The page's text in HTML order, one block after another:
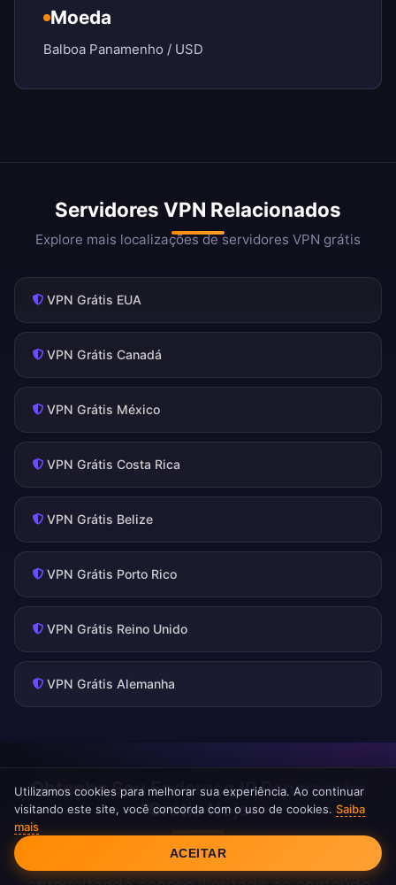
Moeda
Balboa Panamenho / USD
Servidores VPN Relacionados
Explore mais localizações de servidores VPN grátis
VPN Grátis EUA
VPN Grátis Canadá
VPN Grátis México
VPN Grátis Costa Rica
VPN Grátis Belize
VPN Grátis Porto Rico
VPN Grátis Reino Unido
VPN Grátis Alemanha
Obtenha Seu Endereço IP Panamenho
Grátis Hoje
Junte-se a milhares de usuários satisfeitos
Consentimento de Cookies
Utilizamos cookies para melhorar sua experiência. Ao continuar
visitando este site, você concorda com o uso de cookies. Saiba
mais
ACEITAR